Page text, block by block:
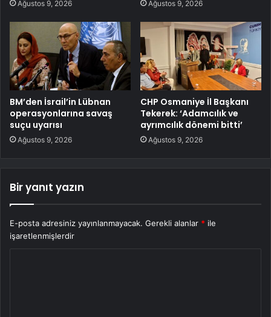
Ağustos 9, 2026 Ağustos 9, 2026
BM’den İsrail’in Lübnan
operasyonlarına savaş
suçu uyarısı
Ağustos 9, 2026
CHP Osmaniye İl Başkanı
Tekerek: ‘Adamcılık ve
ayrımcılık dönemi bitti’
Ağustos 9, 2026
Bir yanıt yazın
E-posta adresiniz yayınlanmayacak. Gerekli alanlar * ile
işaretlenmişlerdir